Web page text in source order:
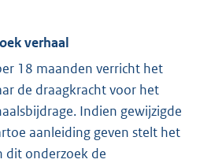
verhaal
18 maanden verricht het
de draagkracht voor het
Indien gewijzigde
aanleiding geven stelt het
dit onderzoek de